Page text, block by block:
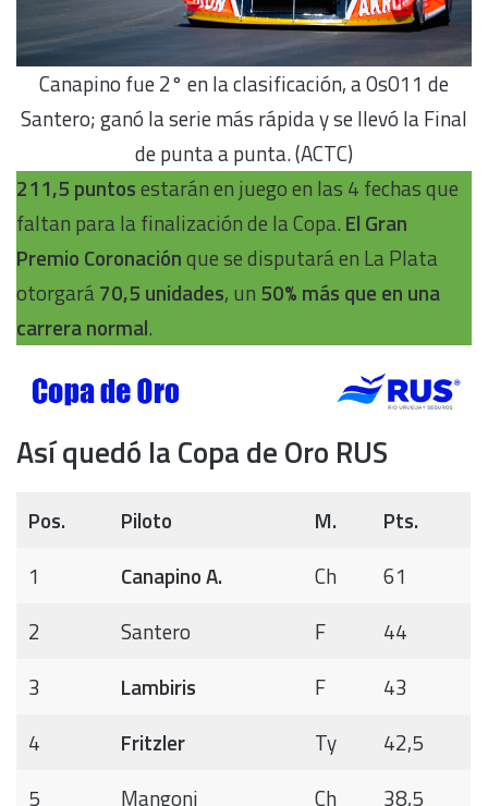
Canapino fue 2° en la clasificación, a 0s011 de
Santero; ganó la serie más rápida y se llevó la Final
de punta a punta. (ACTC)
211,5 puntosestarán en juego en las 4 fechas que
faltan para la finalización de la Copa. El Gran
Premio Coronaciónque se disputará en La Plata
otorgará 70,5 unidades, un 50% más que en una
carrera normal.
Así quedó la Copa de Oro RUS
Pos. Piloto M.
Pts.
1
Canapino A. Ch
61
2
Santero F
44
3
Lambiris F
43
4
Fritzler Ty
42,5
5
Mangoni Ch 38,5